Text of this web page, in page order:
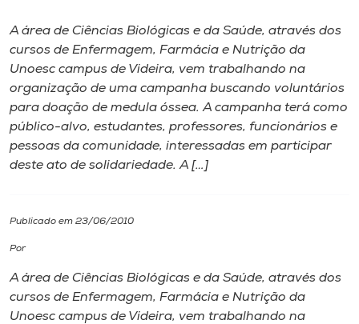
Portal de Ensino
A
Unoesc
Internacionalização
Cultura
A área de Ciências Biológicas e da Saúde, através dos
cursos de Enfermagem, Farmácia e Nutrição da
Unoesc campus de Videira, vem trabalhando na
organização de uma campanha buscando voluntários
para doação de medula óssea. A campanha terá como
público-alvo, estudantes, professores, funcionários e
pessoas da comunidade, interessadas em participar
deste ato de solidariedade. A […]
Publicado em 23/06/2010
Por
A área de Ciências Biológicas e da Saúde, através dos
cursos de Enfermagem, Farmácia e Nutrição da
Unoesc campus de Videira, vem trabalhando na